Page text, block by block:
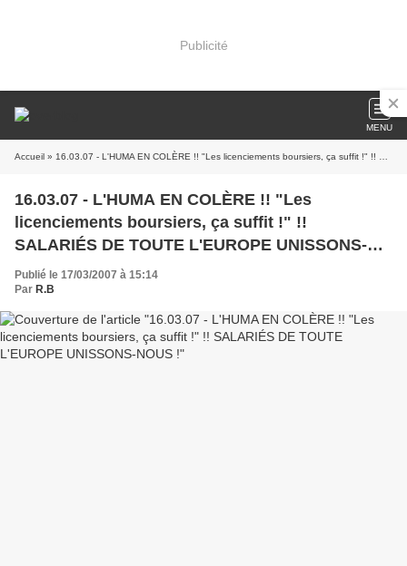
Publicité
MENU
Accueil » 16.03.07 - L'HUMA EN COLÈRE !! "Les licenciements boursiers, ça suffit !" !! SALARIÉS DE TOUTE L'EUROPE UNISSONS-NOUS !
16.03.07 - L'HUMA EN COLÈRE !! "Les
licenciements boursiers, ça suffit !" !!
SALARIÉS DE TOUTE L'EUROPE UNISSONS-
NOUS !
Publié le 17/03/2007 à 15:14
Par R.B